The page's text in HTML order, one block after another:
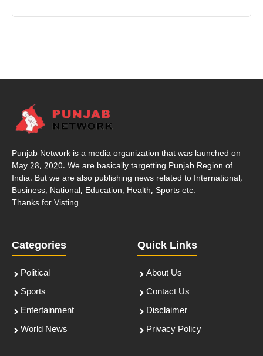
Punjab Network is a media organization that was launched on
May 28, 2020. We are basically targetting Punjab Region of
India. But we are also publishing news related to International,
Business, National, Education, Health, Sports etc.
Thanks for Visting
Categories
Political
Sports
Entertainment
World News
Quick Links
About Us
Contact Us
Disclaimer
Privacy Policy